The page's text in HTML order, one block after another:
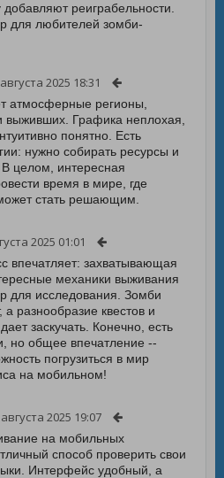
реиграбельности.
для любителей зомби-
2025 18:31
атмосферные регионы,
выживших. Графика неплохая,
понятно. Есть
нужно собирать ресурсы и
В целом, интересная
время в мире, где
стать решающим.
2025 01:01
впечатляет: захватывающая
механики выживания
для исследования. Зомби
а разнообразие квестов и
заскучать. Конечно, есть
но общее впечатление --
погрузиться в мир
на мобильном!
2025 19:07
на мобильных
способ проверить свои
Интерфейс удобный, а